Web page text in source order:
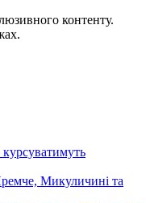
контенту.
Микуличині та